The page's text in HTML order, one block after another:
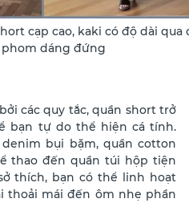
cạp cao, kaki có độ dài qua
phom dáng đứng
các quy tắc, quần short trở
bạn tự do thể hiện cá tính.
bụi bặm, quần cotton
thao đến quần túi hộp tiện
thích, bạn có thể linh hoạt
thoải mái đến ôm nhẹ phần